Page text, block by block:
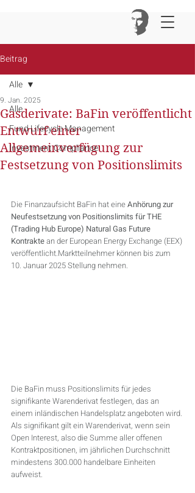
Beitrag
Alle
Fund Lifecycle Management
Investment Compliance
Alle
Gasderivate: BaFin veröffentlicht
Entwurf einer
Allgemeinverfügung zur
Festsetzung von Positionslimits
9. Jan. 2025
Die Finanzaufsicht BaFin hat eine Anhörung zur
Neufestsetzung von Positionslimits für THE
(Trading Hub Europe) Natural Gas Future
Kontrakte an der European Energy Exchange (EEX)
veröffentlicht.Marktteilnehmer können bis zum
10. Januar 2025 Stellung nehmen.
Die BaFin muss Positionslimits für jedes
signifikante Warenderivat festlegen, das an
einem inländischen Handelsplatz angeboten wird.
Als signifikant gilt ein Warenderivat, wenn sein
Open Interest, also die Summe aller offenen
Kontraktpositionen, im jährlichen Durchschnitt
mindestens 300.000 handelbare Einheiten
aufweist.